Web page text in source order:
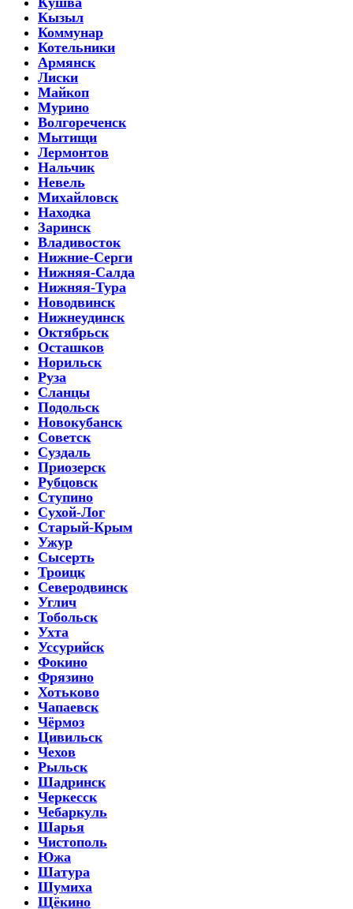
Кызыл
Коммунар
Котельники
Армянск
Лиски
Майкоп
Мурино
Волгореченск
Мытищи
Лермонтов
Нальчик
Невель
Михайловск
Находка
Заринск
Владивосток
Нижние-Серги
Нижняя-Салда
Нижняя-Тура
Новодвинск
Нижнеудинск
Октябрьск
Осташков
Норильск
Руза
Сланцы
Подольск
Новокубанск
Советск
Суздаль
Приозерск
Рубцовск
Ступино
Сухой-Лог
Старый-Крым
Ужур
Сысерть
Троицк
Северодвинск
Углич
Тобольск
Ухта
Уссурийск
Фокино
Фрязино
Хотьково
Чапаевск
Чёрмоз
Цивильск
Чехов
Рыльск
Шадринск
Черкесск
Чебаркуль
Шарья
Чистополь
Южа
Шатура
Шумиха
Щёкино